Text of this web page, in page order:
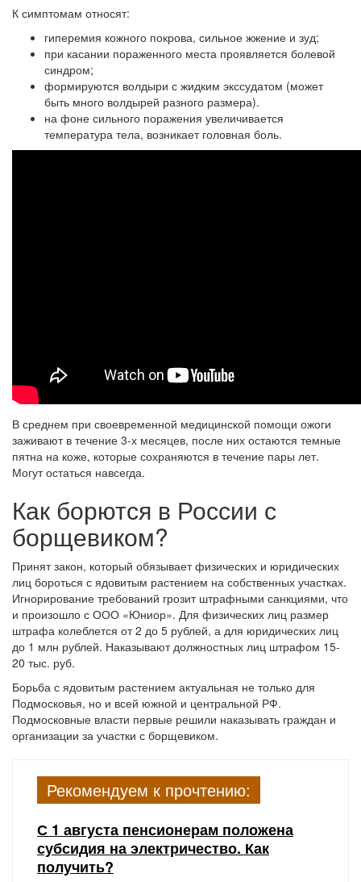
К симптомам относят:
гиперемия кожного покрова, сильное жжение и зуд;
при касании пораженного места проявляется болевой
синдром;
формируются волдыри с жидким экссудатом (может
быть много волдырей разного размера).
на фоне сильного поражения увеличивается
температура тела, возникает головная боль.
В среднем при своевременной медицинской помощи ожоги
заживают в течение 3-х месяцев, после них остаются темные
пятна на коже, которые сохраняются в течение пары лет.
Могут остаться навсегда.
Как борются в России с
борщевиком?
Принят закон, который обязывает физических и юридических
лиц бороться с ядовитым растением на собственных участках.
Игнорирование требований грозит штрафными санкциями, что
и произошло с ООО «Юниор». Для физических лиц размер
штрафа колеблется от 2 до 5 рублей, а для юридических лиц
до 1 млн рублей. Наказывают должностных лиц штрафом 15-
20 тыс. руб.
Борьба с ядовитым растением актуальная не только для
Подмосковья, но и всей южной и центральной РФ.
Подмосковные власти первые решили наказывать граждан и
организации за участки с борщевиком.
Рекомендуем к прочтению:
С 1 августа пенсионерам положена
субсидия на электричество. Как
получить?